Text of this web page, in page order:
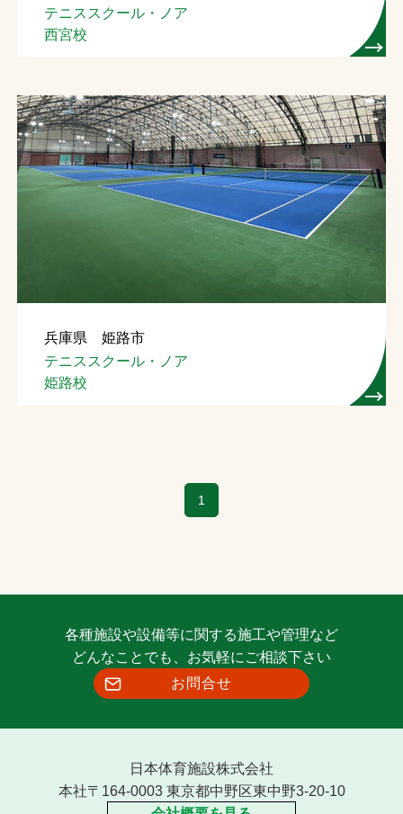
テニススクール・ノア
西宮校
兵庫県 姫路市
テニススクール・ノア
姫路校
1
各種施設や設備等に関する施工や管理など
どんなことでも、お気軽にご相談下さい
お問合せ
日本体育施設株式会社
本社〒164-0003 東京都中野区東中野3-20-10